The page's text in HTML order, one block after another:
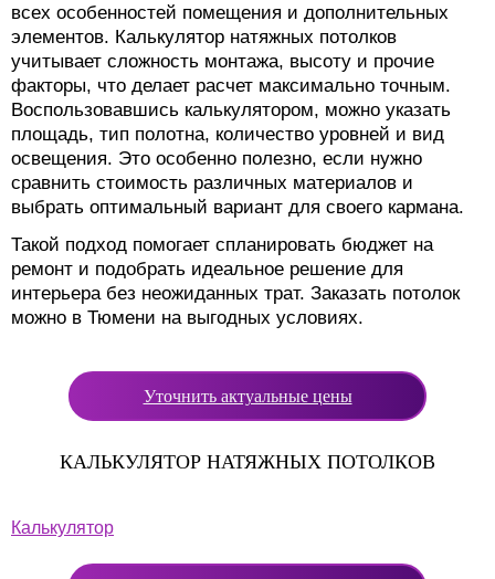
всех особенностей помещения и дополнительных
элементов. Калькулятор натяжных потолков
учитывает сложность монтажа, высоту и прочие
факторы, что делает расчет максимально точным.
Воспользовавшись калькулятором, можно указать
площадь, тип полотна, количество уровней и вид
освещения. Это особенно полезно, если нужно
сравнить стоимость различных материалов и
выбрать оптимальный вариант для своего кармана.
Такой подход помогает спланировать бюджет на
ремонт и подобрать идеальное решение для
интерьера без неожиданных трат. Заказать потолок
можно в Тюмени на выгодных условиях.
Уточнить актуальные цены
КАЛЬКУЛЯТОР НАТЯЖНЫХ ПОТОЛКОВ
Калькулятор